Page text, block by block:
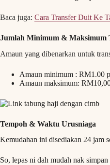
Baca juga: Cara Transfer Duit Ke
Jumlah Minimum & Maksimum
Amaun yang dibenarkan untuk
Amaun minimum : RM1.00
Amaun maksimum:
Tempoh & Waktu Urusniaga
Kemudahan ini disediakan 24 jam
So, lepas ni dah mudah nak